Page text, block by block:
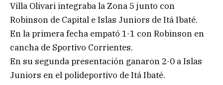
Villa Olivari integraba la Zona 5 junto con
Robinson de Capital e Islas Juniors de Itá Ibaté.
En la primera fecha empató 1-1 con Robinson en
cancha de Sportivo Corrientes.
En su segunda presentación ganaron 2-0 a Islas
Juniors en el polideportivo de Itá Ibaté.